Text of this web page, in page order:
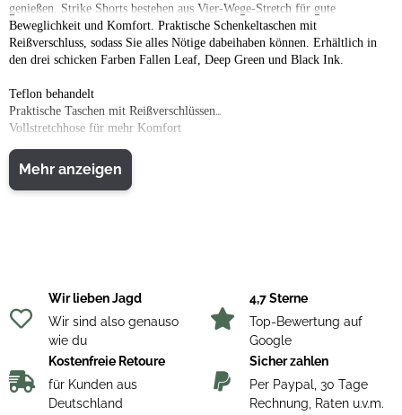
genießen. Strike Shorts bestehen aus Vier-Wege-Stretch für gute
Beweglichkeit und Komfort. Praktische Schenkeltaschen mit
Reißverschluss, sodass Sie alles Nötige dabeihaben können. Erhältlich in
den drei schicken Farben Fallen Leaf, Deep Green und Black Ink.
Teflon behandelt
Praktische Taschen mit Reißverschlüssen
Vollstretchhose für mehr Komfort
Material: Oberstoff: 57% Polyester/33% Baumwolle/10% Elasthan, 230
einfach bewegen können, ohne dass Sie die Bekleidung einschränkt.
Wasserabweisend
Produkte mit wasserabweisender Imprägnierung sind wasser- und
schmutzabweisend. Flecken lassen sich leicht entfernen. Eine extrem
hitzebeständige und sehr glatte Oberfläche.
Mehr anzeigen
Wir lieben Jagd
Wir sind also genauso
wie du
4,7 Sterne
Top-Bewertung auf
Google
Kostenfreie Retoure
für Kunden aus
Deutschland
Sicher zahlen
Per Paypal, 30 Tage
Rechnung, Raten u.v.m.